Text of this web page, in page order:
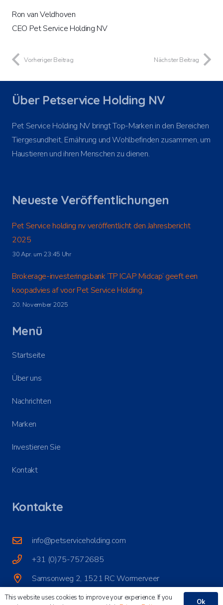
Ron van Veldhoven
CEO Pet Service Holding NV
Vorheriger Beitrag Nächster Beitrag
Über Petservice Holding NV
Pet Service Holding NV bringt Top-Marken in den Bereichen
Tiergesundheit, Ernährung und Wohlbefinden zusammen, um
Haustieren und ihren Menschen zu dienen.
Neueste Veröffentlichungen
Pet Service holding nv veröffentlicht den Jahresbericht
2025
30 Apr. um 23:45 Uhr
Brokerage-investeringsbank ‘TP ICAP Midcap’ geeft een
koopadvies af voor Pet Service Holding.
20. November 2025
Menü
Startseite
Über uns
Nachrichten
Marken
Investieren Sie
Kontakt
Kontakte
info@petserviceholding.com
+31 (0)75-7572685
Samsonweg 2, 1521 RC Wormerveer
This website uses cookies to improve your experience. If you
Ok